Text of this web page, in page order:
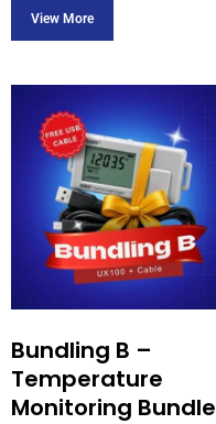
Bundling B –
Temperature
Monitoring Bundle